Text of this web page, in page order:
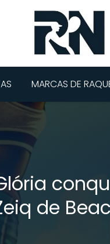
MARCAS DE
de